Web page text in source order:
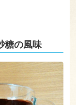
糖の風味